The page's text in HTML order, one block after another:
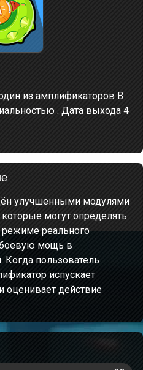
из амплификаторов В
. Дата выхода 4
улучшенными модулями
могут определять
режиме реального
мощь в
пользователь
испускает
действие